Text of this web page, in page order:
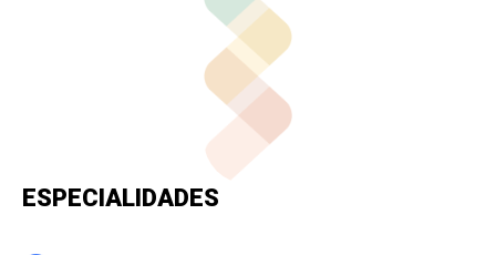
ESPECIALIDADES